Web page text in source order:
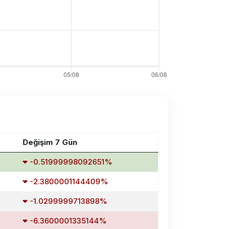
Değişim 7 Gün
-0.51999998092651%
-2.3800001144409%
-1.0299999713898%
-6.3600001335144%